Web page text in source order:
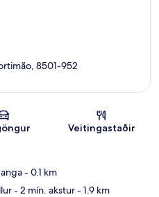
Kort
8501-952
Veitingastaðir
- 0.1 km
- 2 mín. akstur- 1.9 km